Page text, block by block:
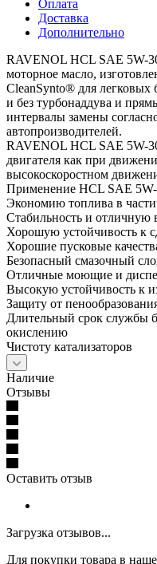
Оплата
Доставка
Дополнительно
RAVENOL HCL SAE 5W-30
моторное масло,
CleanSynto® для легковых
и без турбонаддува и
интервалы замены
автопроизводителей.
RAVENOL HCL SAE 5W-
двигателя как при
высокоскоростном
Применение HCL SAE 5W-
Экономию топлива в
Стабильность и отличную
Хорошую устойчивость к
Хорошие пусковые
Безопасный смазочный
Отличные моющие и
Высокую устойчивость к
Защиту от
Длительный срок службы
окислению
Чистоту катализаторов
Наличие
Отзывы
Оставить отзыв
Загрузка отзывов...
Для покупки товара в